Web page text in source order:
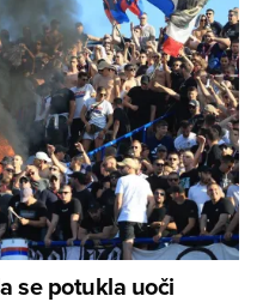
se potukla uoči